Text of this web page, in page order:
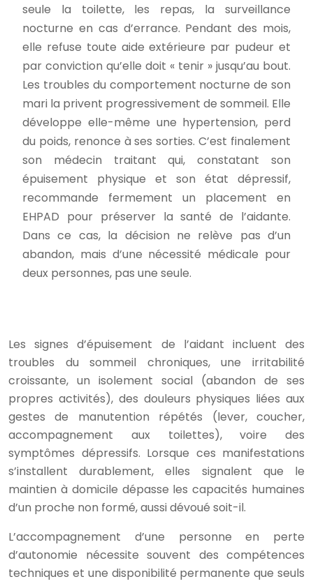
seule la toilette, les repas, la surveillance
nocturne en cas d’errance. Pendant des mois,
elle refuse toute aide extérieure par pudeur et
par conviction qu’elle doit « tenir » jusqu’au bout.
Les troubles du comportement nocturne de son
mari la privent progressivement de sommeil. Elle
développe elle-même une hypertension, perd
du poids, renonce à ses sorties. C’est finalement
son médecin traitant qui, constatant son
épuisement physique et son état dépressif,
recommande fermement un placement en
EHPAD pour préserver la santé de l’aidante.
Dans ce cas, la décision ne relève pas d’un
abandon, mais d’une nécessité médicale pour
deux personnes, pas une seule.
Les signes d’épuisement de l’aidant incluent des
troubles du sommeil chroniques, une irritabilité
croissante, un isolement social (abandon de ses
propres activités), des douleurs physiques liées aux
gestes de manutention répétés (lever, coucher,
accompagnement aux toilettes), voire des
symptômes dépressifs. Lorsque ces manifestations
s’installent durablement, elles signalent que le
maintien à domicile dépasse les capacités humaines
d’un proche non formé, aussi dévoué soit-il.
L’accompagnement d’une personne en perte
d’autonomie nécessite souvent des compétences
techniques et une disponibilité permanente que seuls